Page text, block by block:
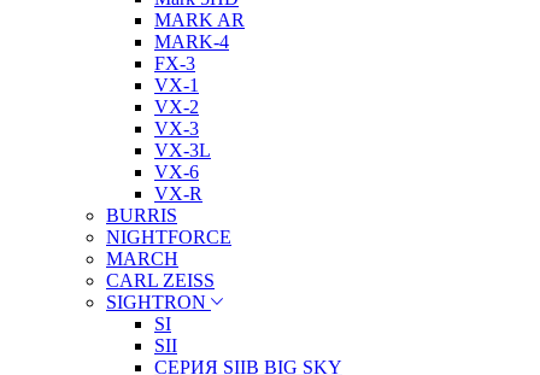
MARK AR
MARK-4
FX-3
VX-1
VX-2
VX-3
VX-3L
VX-6
VX-R
BURRIS
NIGHTFORCE
MARCH
CARL ZEISS
SIGHTRON
SI
SII
СЕРИЯ SIIB BIG SKY